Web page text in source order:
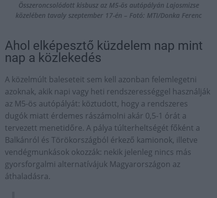
Összeroncsolódott kisbusz az M5-ös autópályán Lajosmizse
közelében tavaly szeptember 17-én – Fotó: MTI/Donka Ferenc
Ahol elképesztő küzdelem nap mint
nap a közlekedés
A közelmúlt baleseteit sem kell azonban felemlegetni
azoknak, akik napi vagy heti rendszerességgel használják
az M5-ös autópályát: köztudott, hogy a rendszeres
dugók miatt érdemes rászámolni akár 0,5-1 órát a
tervezett menetidőre. A pálya túlterheltségét főként a
Balkánról és Törökországból érkező kamionok, illetve
vendégmunkások okozzák: nekik jelenleg nincs más
gyorsforgalmi alternatívájuk Magyarországon az
áthaladásra.